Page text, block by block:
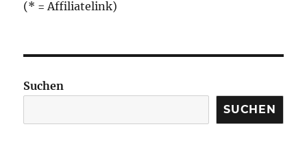
(* = Affiliatelink)
Suchen
SUCHEN